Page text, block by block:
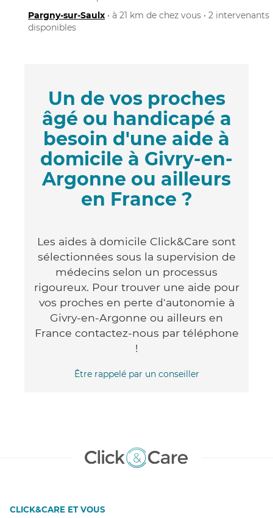
Pargny-sur-Saulx • à 21 km de chez vous • 2 intervenants
disponibles
Un de vos proches
âgé ou handicapé a
besoin d'une aide à
domicile à Givry-en-
Argonne ou ailleurs
en France ?
Les aides à domicile Click&Care sont
sélectionnées sous la supervision de
médecins selon un processus
rigoureux. Pour trouver une aide pour
vos proches en perte d'autonomie à
Givry-en-Argonne ou ailleurs en
France contactez-nous par téléphone
!
Être rappelé par un conseiller
CLICK&CARE ET VOUS